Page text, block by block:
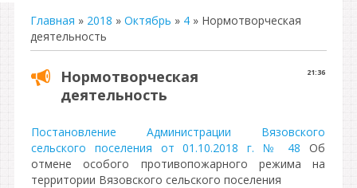
Главная » 2018 » Октябрь » 4 » Нормотворческая
деятельность
21:36
Нормотворческая
деятельность
Постановление Администрации Вязовского
сельского поселения от 01.10.2018 г. № 48 Об
отмене особого противопожарного режима на
территории Вязовского сельского поселения